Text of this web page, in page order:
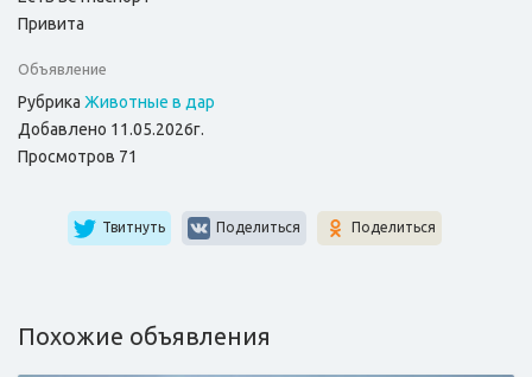
Привита
Объявление
Рубрика Животные в дар
Добавлено 11.05.2026г.
Просмотров 71
Твитнуть Поделиться Поделиться
Похожие объявления